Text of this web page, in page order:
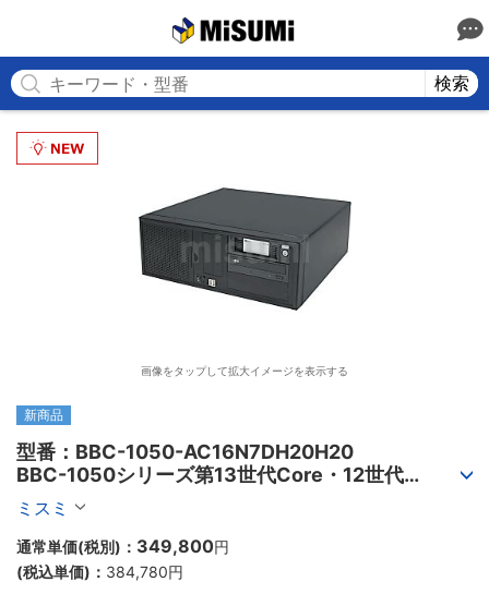
検索
画像をタップして拡大イメージを表示する
新商品
型番：BBC-1050-AC16N7DH20H20
BBC-1050シリーズ第13世代Core・12世代
Celeron対応小型フロアマウント3PCIe
ミスミ
通常単価(税別)： 349,800円
(税込単価)： 384,780円